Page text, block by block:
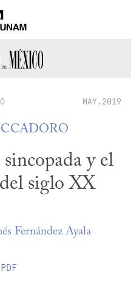
MAY.2019
y el
siglo XX
Fernández Ayala
PDF